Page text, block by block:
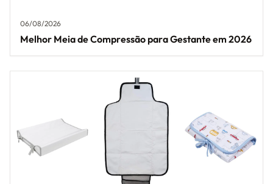
06/08/2026
Melhor Meia de Compressão para Gestante em 2026